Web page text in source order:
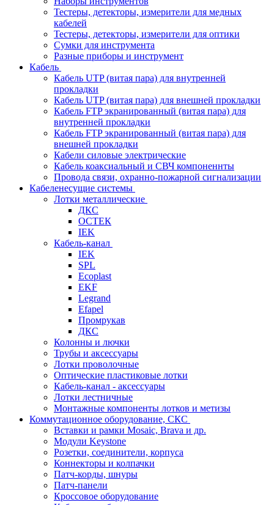
Тестеры, детекторы, измерители для медных
кабелей
Тестеры, детекторы, измерители для оптики
Сумки для инструмента
Разные приборы и инструмент
Кабель
Кабель UTP (витая пара) для внутренней
прокладки
Кабель UTP (витая пара) для внешней прокладки
Кабель FTP экранированный (витая пара) для
внутренней прокладки
Кабель FTP экранированный (витая пара) для
внешней прокладки
Кабели силовые электрические
Кабель коаксиальный и СВЧ компоненнты
Провода связи, охранно-пожарной сигнализации
Кабеленесущие системы
Лотки металлические
ДКС
ОСТЕК
IEK
Кабель-канал
IEK
SPL
Ecoplast
EKF
Legrand
Efapel
Промрукав
ДКС
Колонны и лючки
Трубы и аксессуары
Лотки проволочные
Оптические пластиковые лотки
Кабель-канал - аксессуары
Лотки лестничные
Монтажные компоненты лотков и метизы
Коммутационное оборудование, СКС
Вставки и рамки Mosaic, Brava и др.
Модули Keystone
Розетки, соединители, корпуса
Коннекторы и колпачки
Патч-корды, шнуры
Патч-панели
Кроссовое оборудование